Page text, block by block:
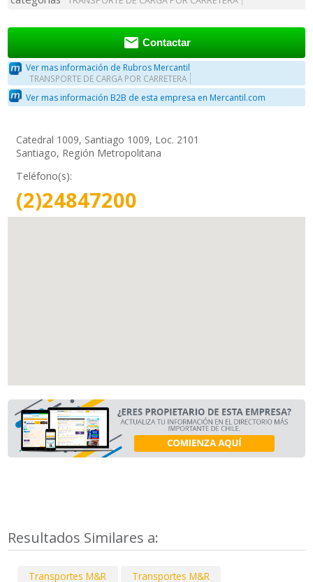
 Contactar
Ver mas información de Rubros Mercantil
TRANSPORTE DE CARGA POR CARRETERA
Ver mas información B2B de esta empresa en Mercantil.com
Catedral 1009, Santiago 1009, Loc. 2101
Santiago, Región Metropolitana
Teléfono(s):
(2)24847200
Resultados Similares a:
Transportes M&R Transportes M&R